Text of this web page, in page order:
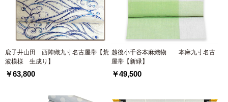
鹿子井山田 西陣織九寸名古屋帯【荒
波模様 生成り】
￥63,800
越後小千谷本麻織物 本麻九寸名古
屋帯【新緑】
￥49,500